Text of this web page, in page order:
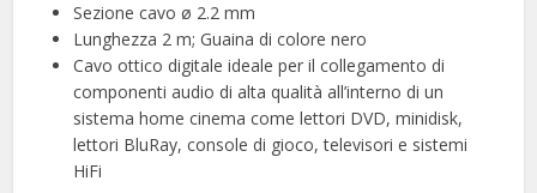
Sezione cavo ø 2.2 mm
Lunghezza 2 m; Guaina di colore nero
Cavo ottico digitale ideale per il collegamento di
componenti audio di alta qualità all’interno di un
sistema home cinema come lettori DVD, minidisk,
lettori BluRay, console di gioco, televisori e sistemi
HiFi